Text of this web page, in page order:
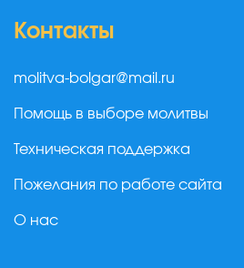
Контакты
molitva-bolgar@mail.ru
Помощь в выборе молитвы
Техническая поддержка
Пожелания по работе сайта
О нас